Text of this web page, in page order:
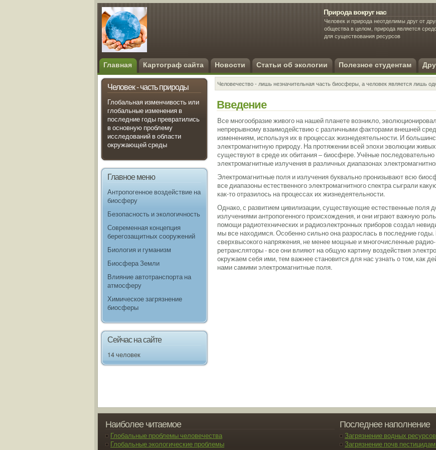
Природа вокруг нас
Человек и природа неотделимы друг от
общества в целом, природа является
для существования ресурсов
Главная Картограф сайта Новости Статьи об экологии Полезное студентам
Человек - часть природы
Глобальная изменчивость или
глобальные изменения в
последние годы превратились
в основную проблему
исследований в области
окружающей среды
Главное меню
Антропогенное воздействие на
биосферу
Безопасность и экологичность
Современная концепция
берегозащитных сооружений
Биология и гуманизм
Биосфера Земли
Влияние автотранспорта на
атмосферу
Химическое загрязнение
биосферы
Сейчас на сайте
14 человек
Человечество - лишь незначительная часть биосферы, а человек является лишь
Введение
Все многообразие живого на нашей планете возникло,
непрерывному взаимодействию с различными факторами внешней
изменениям, используя их в процессах жизнедеятельности. И
электромагнитную природу. На протяжении всей эпохи эволюции
существуют в среде их обитания – биосфере. Учёные
электромагнитные излучения в различных диапазонах
Электромагнитные поля и излучения буквально пронизывают всю
все диапазоны естественного электромагнитного спектра сыграли
как-то отразилось на процессах их жизнедеятельности.
Однако, с развитием цивилизации, существующие естественные поля
излучениями антропогенного происхождения, и они играют важную
помощи радиотехнических и радиоэлектронных приборов создал
мы все находимся. Особенно сильно она разрослась в последние
сверхвысокого напряжения, не менее мощные и многочисленные
ретрансляторы - все они влияют на общую картину воздействия
окружаем себя ими, тем важнее становится для нас узнать о том, как
нами самими электромагнитные поля.
Наиболее читаемое
Глобальные проблемы человечества
Глобальные экологические проблемы
Последнее наполнение
Загрязнение водных ресурсов
Загрязнение почв